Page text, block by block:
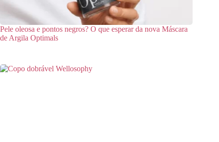
Pele oleosa e pontos negros? O que esperar da nova Máscara
de Argila Optimals